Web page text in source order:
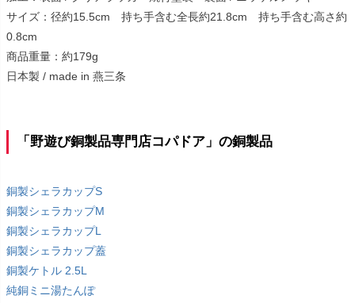
サイズ：径約15.5cm 持ち手含む全長約21.8cm 持ち手含む高さ約
0.8cm
商品重量：約179g
日本製 / made in 燕三条
「野遊び銅製品専門店コパドア」の銅製品
銅製シェラカップS
銅製シェラカップM
銅製シェラカップL
銅製シェラカップ蓋
銅製ケトル 2.5L
純銅ミニ湯たんぽ